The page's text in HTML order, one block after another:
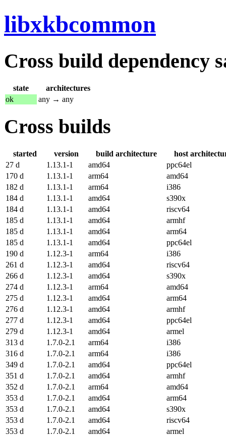
libxkbcommon
Cross build dependency
state
architectures
ok
any → any
Cross builds
started version build architecture
host
27 d
1.13.1-1 amd64
ppc64el
170 d
1.13.1-1 arm64
amd64
182 d
1.13.1-1 arm64
i386
184 d
1.13.1-1 amd64
s390x
184 d
1.13.1-1 amd64
riscv64
185 d
1.13.1-1 amd64
armhf
185 d
1.13.1-1 amd64
arm64
185 d
1.13.1-1 amd64
ppc64el
190 d
1.12.3-1 arm64
i386
261 d
1.12.3-1 amd64
riscv64
266 d
1.12.3-1 amd64
s390x
274 d
1.12.3-1 arm64
amd64
275 d
1.12.3-1 amd64
arm64
276 d
1.12.3-1 amd64
armhf
277 d
1.12.3-1 amd64
ppc64el
279 d
1.12.3-1 amd64
armel
313 d
1.7.0-2.1 arm64
i386
316 d
1.7.0-2.1 arm64
i386
349 d
1.7.0-2.1 amd64
ppc64el
351 d
1.7.0-2.1 amd64
armhf
352 d
1.7.0-2.1 arm64
amd64
353 d
1.7.0-2.1 amd64
arm64
353 d
1.7.0-2.1 amd64
s390x
353 d
1.7.0-2.1 amd64
riscv64
353 d
1.7.0-2.1 amd64
armel